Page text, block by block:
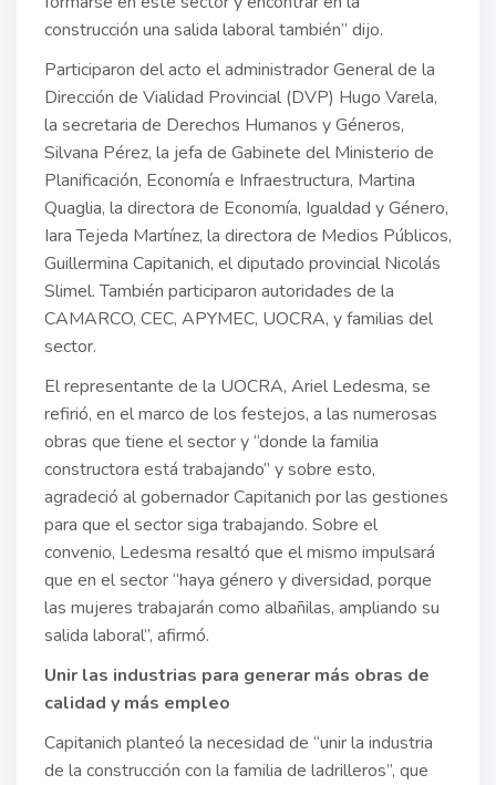
construcción una salida laboral también” dijo.
Participaron del acto el administrador General de la
Dirección de Vialidad Provincial (DVP) Hugo Varela,
la secretaria de Derechos Humanos y Géneros,
Silvana Pérez, la jefa de Gabinete del Ministerio de
Planificación, Economía e Infraestructura, Martina
Quaglia, la directora de Economía, Igualdad y Género,
Iara Tejeda Martínez, la directora de Medios Públicos,
Guillermina Capitanich, el diputado provincial Nicolás
Slimel. También participaron autoridades de la
CAMARCO, CEC, APYMEC, UOCRA, y familias del
sector.
El representante de la UOCRA, Ariel Ledesma, se
refirió, en el marco de los festejos, a las numerosas
obras que tiene el sector y “donde la familia
constructora está trabajando” y sobre esto,
agradeció al gobernador Capitanich por las gestiones
para que el sector siga trabajando. Sobre el
convenio, Ledesma resaltó que el mismo impulsará
que en el sector “haya género y diversidad, porque
las mujeres trabajarán como albañilas, ampliando su
salida laboral”, afirmó.
Unir las industrias para generar más obras de
calidad y más empleo
Capitanich planteó la necesidad de “unir la industria
de la construcción con la familia de ladrilleros”, que